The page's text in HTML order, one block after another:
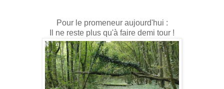
Pour le promeneur aujourd'hui :
Il ne reste plus qu'à faire demi tour !